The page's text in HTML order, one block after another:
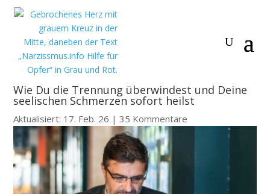
Wie Du die Trennung überwindest und Deine
seelischen Schmerzen sofort heilst
Aktualisiert: 17. Feb. 26 |35 Kommentare